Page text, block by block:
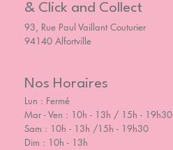
& Click and Collect
93, Rue Paul Vaillant Couturier
94140 Alfortville
Nos Horaires
Lun : Fermé
Mar - Ven : 10h - 13h / 15h - 19h30
Sam : 10h - 13h /15h - 19h30
Dim : 10h - 13h